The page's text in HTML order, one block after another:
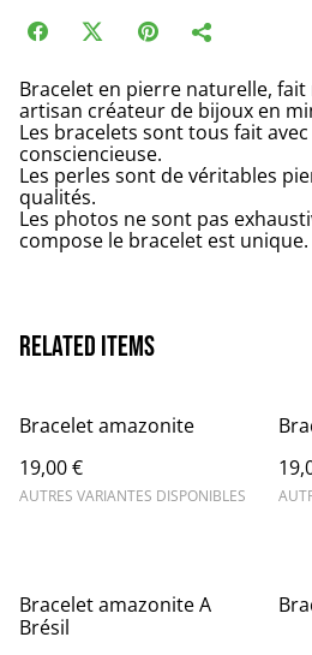
Bracelet en pierre naturelle, fait
artisan créateur de bijoux en
Les bracelets sont tous fait
consciencieuse.
Les perles sont de véritables
qualités.
Les photos ne sont pas
compose le bracelet est unique.
Related items
Bracelet amazonite
19,00 €
AUTRES VARIANTES DISPONIBLES
Bracelet amazonite A
Brésil